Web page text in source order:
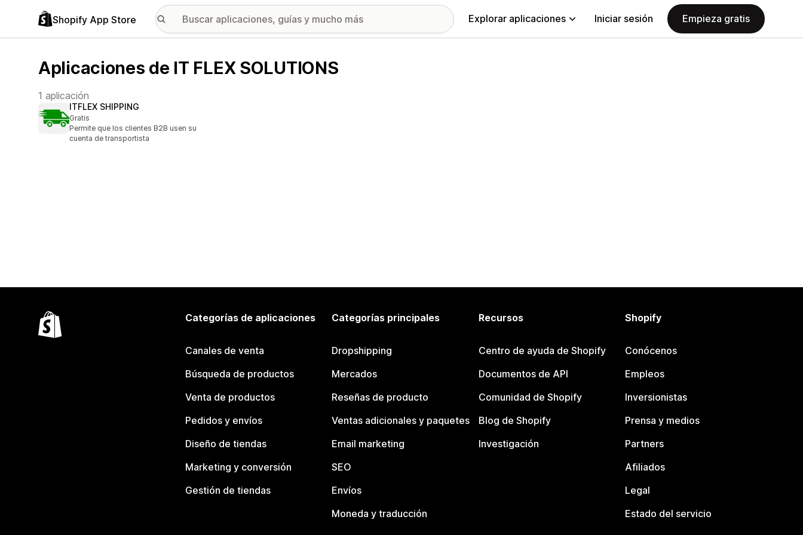
Shopify App Store Explorar aplicaciones Iniciar sesión Empieza gratis
Aplicaciones de IT FLEX SOLUTIONS
1 aplicación
ITFLEX SHIPPING
Gratis
Permite que los clientes B2B usen su
cuenta de transportista
Categorías de aplicaciones
Canales de venta
Búsqueda de productos
Venta de productos
Pedidos y envíos
Diseño de tiendas
Marketing y conversión
Gestión de tiendas
Categorías principales
Dropshipping
Mercados
Reseñas de producto
Ventas adicionales y paquetes
Email marketing
SEO
Envíos
Moneda y traducción
Recursos
Centro de ayuda de Shopify
Documentos de API
Comunidad de Shopify
Blog de Shopify
Investigación
Shopify
Conócenos
Empleos
Inversionistas
Prensa y medios
Partners
Afiliados
Legal
Estado del servicio